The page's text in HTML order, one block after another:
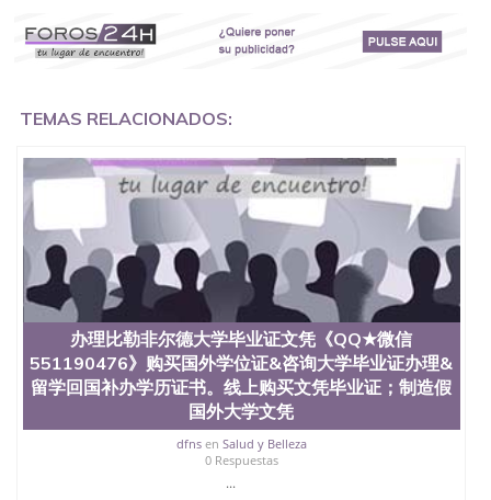
了,成绩不理想毕不了业怎么办551190476找工作没有
文凭怎么办,怎么办理本科/研究生文凭551190476如
毕业证怎么办理551190476国外大学文凭可以打工作
以制作美国毕业证551190476哪里可以办理澳洲毕业
证551190476留学生在哪里可以买假毕业证
551190476哪里可以办理加拿大毕业证551190476申
请学校办理假的毕业证成绩单可以吗551190476哪里
可以办理水印成绩单551190476哪里可以修改成绩单
GPA分数551190476假毕业证能查出来吗551190476
假文凭网上能查到吗551190476 如何拿到国外毕业证
QQ微信551190476办假大学毕业证QQ微信551190476
国外毕业证去哪认证QQ微信551190476找毕业证封皮
QQ微信551190476国外毕业证外壳定制QQ微信
551190476快速代办国外毕业证QQ微信551190476快
速拿到国外文凭QQ微信551190476国外留学文凭认证
QQ微信551190476国外文凭回国认证QQ微信
551190476泰国文凭办理QQ微信551190476法国留学
回国证明QQ微信551190476 国外烫金照片QQ微信
551190476外国文凭在中国有用吗QQ微信551190476
德国留学回国证明QQ微信551190476爱尔兰留学回国
TEMAS RELACIONADOS:
办理比勒非尔德大学毕业证文凭《QQ★微信
551190476》购买国外学位证&咨询大学毕业证办理&
留学回国补办学历证书。线上购买文凭毕业证；制造假
国外大学文凭
dfnsen Salud y Belleza
0 Respuestas
...